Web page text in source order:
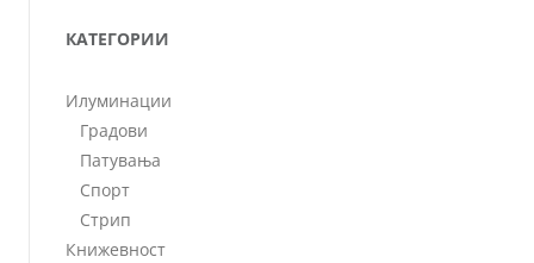
КАТЕГОРИИ
Илуминации
Градови
Патувања
Спорт
Стрип
Книжевност